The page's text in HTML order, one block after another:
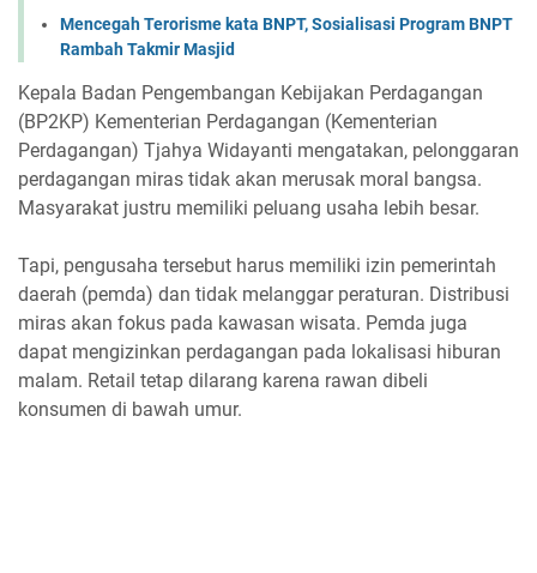
Mencegah Terorisme kata BNPT, Sosialisasi Program BNPT
Rambah Takmir Masjid
Kepala Badan Pengembangan Kebijakan Perdagangan
(BP2KP) Kementerian Perdagangan (Kementerian
Perdagangan) Tjahya Widayanti mengatakan, pelonggaran
perdagangan miras tidak akan merusak moral bangsa.
Masyarakat justru memiliki peluang usaha lebih besar.
Tapi, pengusaha tersebut harus memiliki izin pemerintah
daerah (pemda) dan tidak melanggar peraturan. Distribusi
miras akan fokus pada kawasan wisata. Pemda juga
dapat mengizinkan perdagangan pada lokalisasi hiburan
malam. Retail tetap dilarang karena rawan dibeli
konsumen di bawah umur.